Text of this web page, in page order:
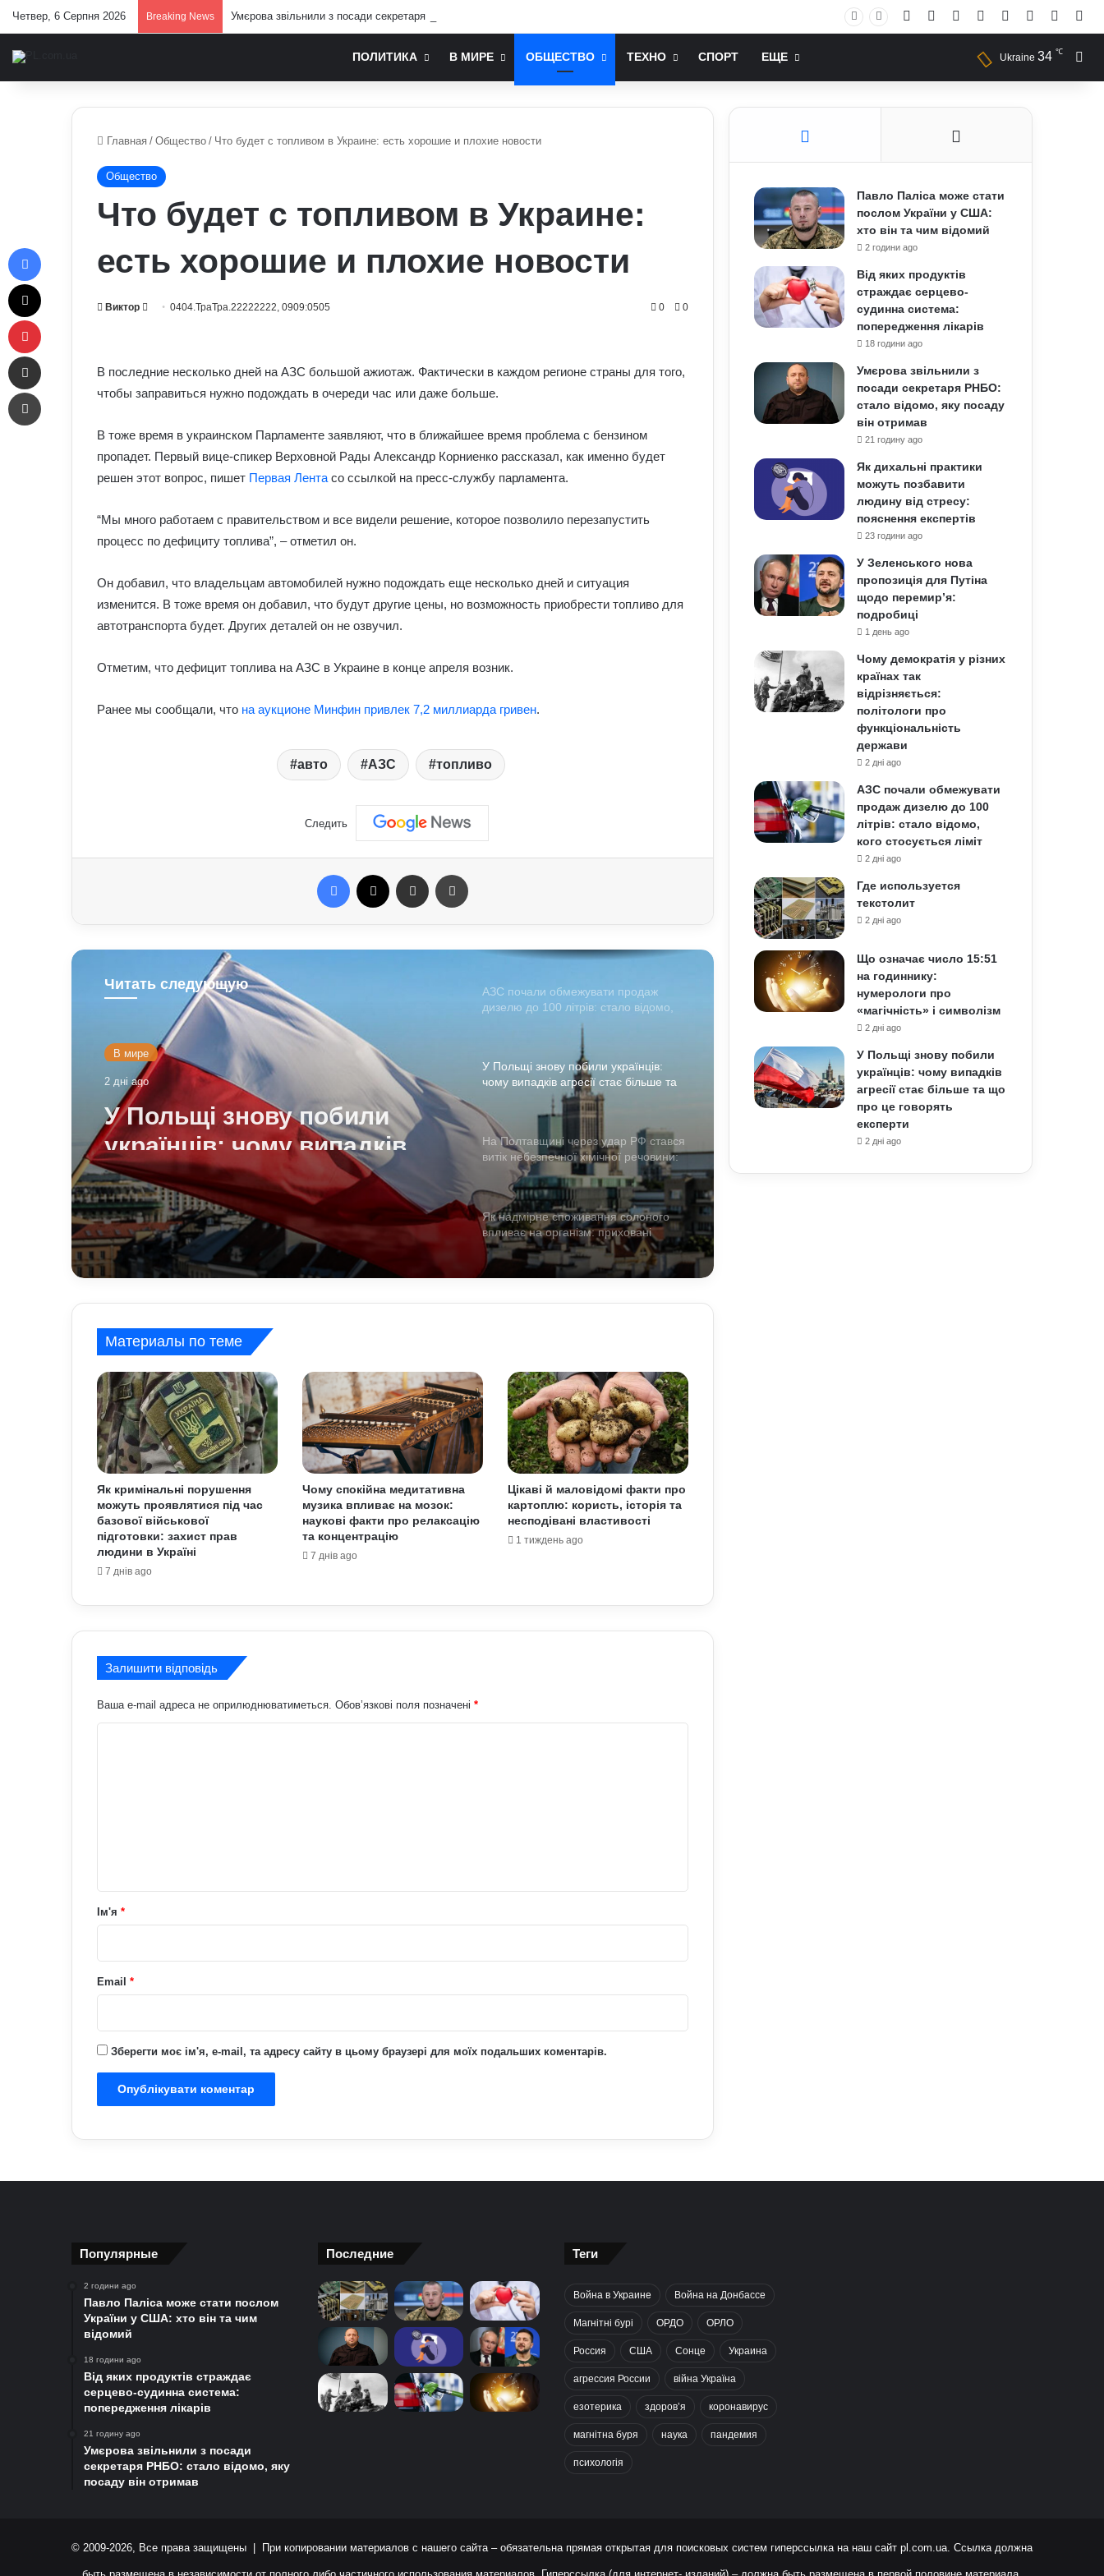
Четвер, 6 Серпня 2026 Breaking News Умєрова звільнили з посади секретаря РНБО: стало відомо, яку посаду він отримав Facebook YouTubeInstagram
RSS Log In
ПОЛИТИКА В МИРЕ ОБЩЕСТВО ТЕХНО СПОРТ ЕЩЕ Ukraine 34 ℃
Главная / Общество / Что будет с топливом в Украине: есть хорошие и плохие новости
Общество
Что будет с топливом в Украине:
есть хорошие и плохие новости
Виктор
Send0404.ТраТра.22222222, 0909:0505 0 0
В последние несколько дней на АЗС большой ажиотаж. Фактически в каждом регионе страны для того,
чтобы заправиться нужно подождать в очереди час или даже больше.
В тоже время в украинском Парламенте заявляют, что в ближайшее время проблема с бензином
пропадет. Первый вице-спикер Верховной Рады Александр Корниенко рассказал, как именно будет
решен этот вопрос, пишет Первая Лента со ссылкой на пресс-службу парламента.
“Мы много работаем с правительством и все видели решение, которое позволило перезапустить
процесс по дефициту топлива”, – отметил он.
Он добавил, что владельцам автомобилей нужно подождать еще несколько дней и ситуация
изменится. В тоже время он добавил, что будут другие цены, но возможность приобрести топливо для
автотранспорта будет. Других деталей он не озвучил.
Отметим, что дефицит топлива на АЗС в Украине в конце апреля возник.
Ранее мы сообщали, что на аукционе Минфин привлек 7,2 миллиарда гривен.
авто АЗС топливо
Следить
Facebook Отправить e-mail
Читать следующую
В мире
2 дні ago
У Польщі знову побили
українців: чому випадків
агресії стає більше та що
про це говорять експерти
впливає на організм: приховані
2026 року: початок місяця принесе
Найкращі місця для відпочинку в
Україні наприкінці липня та на
Павло Паліса може стати послом
України у США: хто він та чим відомий
посаду він отримав
АЗС почали обмежувати продаж
дизелю до 100 літрів: стало відомо,
кого стосується ліміт
У Польщі знову побили українців:
чому випадків агресії стає більше та
що про це говорять експерти
На Полтавщині через удар РФ стався
витік небезпечної хімічної речовини:
що вже відомо
Як надмірне споживання солоного
впливає на організм: приховані
ризики для здоров’я
мішенню злочинців: схеми, про які
стало відомо, чи є загроза здоров’ю
Астропрогноз на вихідні, 1–2 серпня
2026 року: початок місяця принесе
нові можливості
Найкращі місця для відпочинку в
Україні наприкінці липня та на
початку серпня: поради для
України у США: хто він та чим відомий
На Полтавщині через удар РФ стався
Материалы по теме
Як кримінальні порушення
можуть проявлятися під час
базової військової
підготовки: захист прав
людини в Україні
7 днів ago
Чому спокійна медитативна
музика впливає на мозок:
наукові факти про релаксацію
та концентрацію
7 днів ago
Цікаві й маловідомі факти про
картоплю: користь, історія та
несподівані властивості
1 тиждень ago
Залишити відповідь
Ваша e-mail адреса не оприлюднюватиметься. Обов’язкові поля позначені *
рІм'я *
Email *
Зберегти моє ім'я, e-mail, та адресу сайту в цьому браузері для моїх подальших коментарів.
Павло Паліса може стати
послом України у США:
хто він та чим відомий
2 години ago
Від яких продуктів
страждає серцево-
судинна система:
попередження лікарів
18 години ago
Умєрова звільнили з
посади секретаря РНБО:
стало відомо, яку посаду
він отримав
21 годину ago
Як дихальні практики
можуть позбавити
людину від стресу:
пояснення експертів
23 години ago
У Зеленського нова
пропозиція для Путіна
щодо перемир’я:
подробиці
1 день ago
Чому демократія у різних
країнах так
відрізняється:
політологи про
функціональність
держави
2 дні ago
АЗС почали обмежувати
продаж дизелю до 100
літрів: стало відомо,
кого стосується ліміт
2 дні ago
Где используется
текстолит
2 дні ago
Що означає число 15:51
на годиннику:
нумерологи про
«магічність» і символізм
2 дні ago
У Польщі знову побили
українців: чому випадків
агресії стає більше та що
про це говорять
експерти
2 дні ago
Популярные
2 години ago
Павло Паліса може стати послом
України у США: хто він та чим
відомий
18 години ago
Від яких продуктів страждає
серцево-судинна система:
попередження лікарів
21 годину ago
Умєрова звільнили з посади
секретаря РНБО: стало відомо, яку
посаду він отримав
Последние Теги
Война в Украине Война на Донбассе
Магнітні бурі ОРДО ОРЛО
Россия США Сонце Украина
агрессия России війна Україна
езотерика здоров’я коронавирус
магнітна буря наука пандемия
психологія
© 2009-2026, Все права защищены | При копировании материалов с нашего сайта – обязательна прямая открытая для поисковых систем гиперссылка на наш сайт pl.com.ua. Ссылка должна